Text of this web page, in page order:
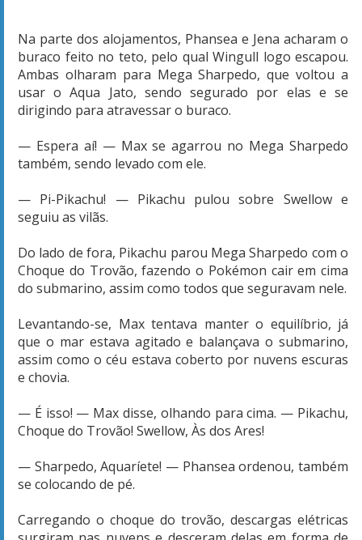
Na parte dos alojamentos, Phansea e Jena acharam o
buraco feito no teto, pelo qual Wingull logo escapou.
Ambas olharam para Mega Sharpedo, que voltou a
usar o Aqua Jato, sendo segurado por elas e se
dirigindo para atravessar o buraco.
— Espera aí! — Max se agarrou no Mega Sharpedo
também, sendo levado com ele.
— Pi-Pikachu! — Pikachu pulou sobre Swellow e
seguiu as vilãs.
Do lado de fora, Pikachu parou Mega Sharpedo com o
Choque do Trovão, fazendo o Pokémon cair em cima
do submarino, assim como todos que seguravam nele.
Levantando-se, Max tentava manter o equilíbrio, já
que o mar estava agitado e balançava o submarino,
assim como o céu estava coberto por nuvens escuras
e chovia.
— É isso! — Max disse, olhando para cima. — Pikachu,
Choque do Trovão! Swellow, Às dos Ares!
— Sharpedo, Aquaríete! — Phansea ordenou, também
se colocando de pé.
Carregando o choque do trovão, descargas elétricas